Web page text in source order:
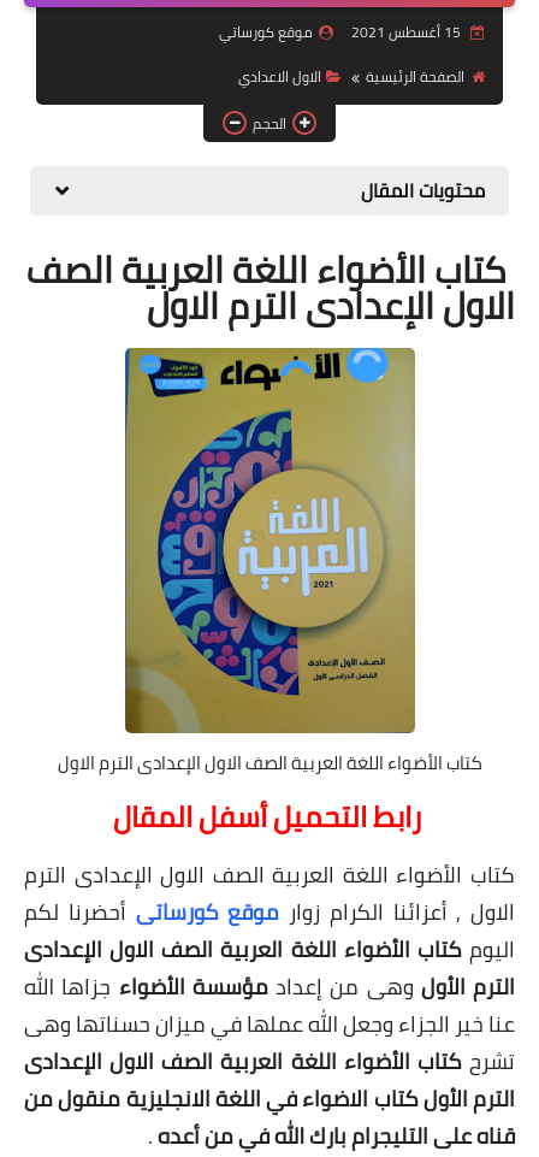
موضوعات
تربويات
تكنولوجيا
روايات
صحة
موقع كورساتي
الصفحة الرئيسية
الاول الاعدادي
الحجم
محتويات المقال
كتاب الأضواء اللغة العربية الصف
الاول الإعدادى الترم الاول
كتاب الأضواء اللغة العربية الصف الاول الإعدادى الترم الاول
رابط التحميل أسفل المقال
كتاب الأضواء اللغة العربية الصف الاول الإعدادى الترم
الاول , أعزائنا الكرام زوار موقع كورساتى أحضرنا لكم
اليومكتاب الأضواء اللغة العربية الصف الاول الإعدادى
الترم الأول وهى من إعدادمؤسسة الأضواء جزاها الله
عنا خير الجزاء وجعل الله عملها في ميزان حسناتها وهى
تشرحكتاب الأضواء اللغة العربية الصف الاول الإعدادى
الترم الأول كتاب الاضواء في اللغة الانجليزية منقول من
قناه على التليجرام بارك الله في من أعده.